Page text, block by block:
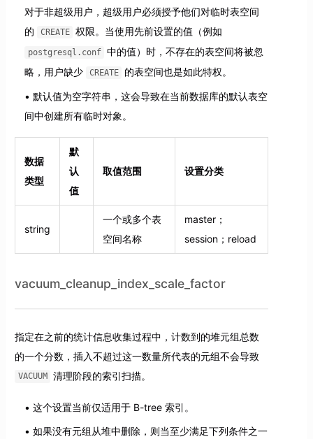
对于非超级用户，超级用户必须授予他们对临时表空间
的
CREATE 权限。当使用先前设置的值（例如
postgresql.conf
中的值）时，不存在的表空间将被忽
略，用户缺少
CREATE 的表空间也是如此特权。
默认值为空字符串，这会导致在当前数据库的默认表空
间中创建所有临时对象。
数据
类型
默
认
值
取值范围 设置分类
string
一个或多个表
空间名称
master；
session；reload
vacuum_cleanup_index_scale_factor
指定在之前的统计信息收集过程中，计数到的堆元组总数
的一个分数，插入不超过这一数量所代表的元组不会导致
VACUUM 清理阶段的索引扫描。
这个设置当前仅适用于 B-tree 索引。
如果没有元组从堆中删除，则当至少满足下列条件之一